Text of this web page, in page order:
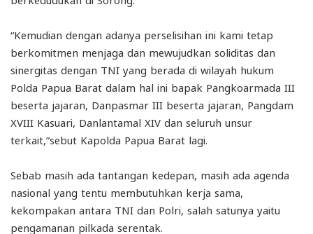
“Kemudian dengan adanya perselisihan ini kami tetap
berkomitmen menjaga dan mewujudkan soliditas dan
sinergitas dengan TNI yang berada di wilayah hukum
Polda Papua Barat dalam hal ini bapak Pangkoarmada III
beserta jajaran, Danpasmar III beserta jajaran, Pangdam
XVIII Kasuari, Danlantamal XIV dan seluruh unsur
terkait,”sebut Kapolda Papua Barat lagi.
Sebab masih ada tantangan kedepan, masih ada agenda
nasional yang tentu membutuhkan kerja sama,
kekompakan antara TNI dan Polri, salah satunya yaitu
pengamanan pilkada serentak.